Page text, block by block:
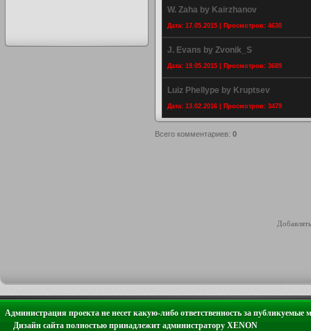
W. Zaha by Kairzhanov
Дата: 17.05.2015 | Просмотров: 4630
J. Evans by Zvonik_S
Дата: 19.05.2015 | Просмотров: 3689
Luiz Phellype by Kruptsev
Дата: 13.02.2016 | Просмотров: 3479
Всего комментариев: 0
Администрация проекта не несет какую-либо ответственность за публикуемые
Дизайн сайта полностью принадлежит администратору XENON